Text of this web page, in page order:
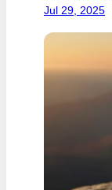
Jul 29, 2025